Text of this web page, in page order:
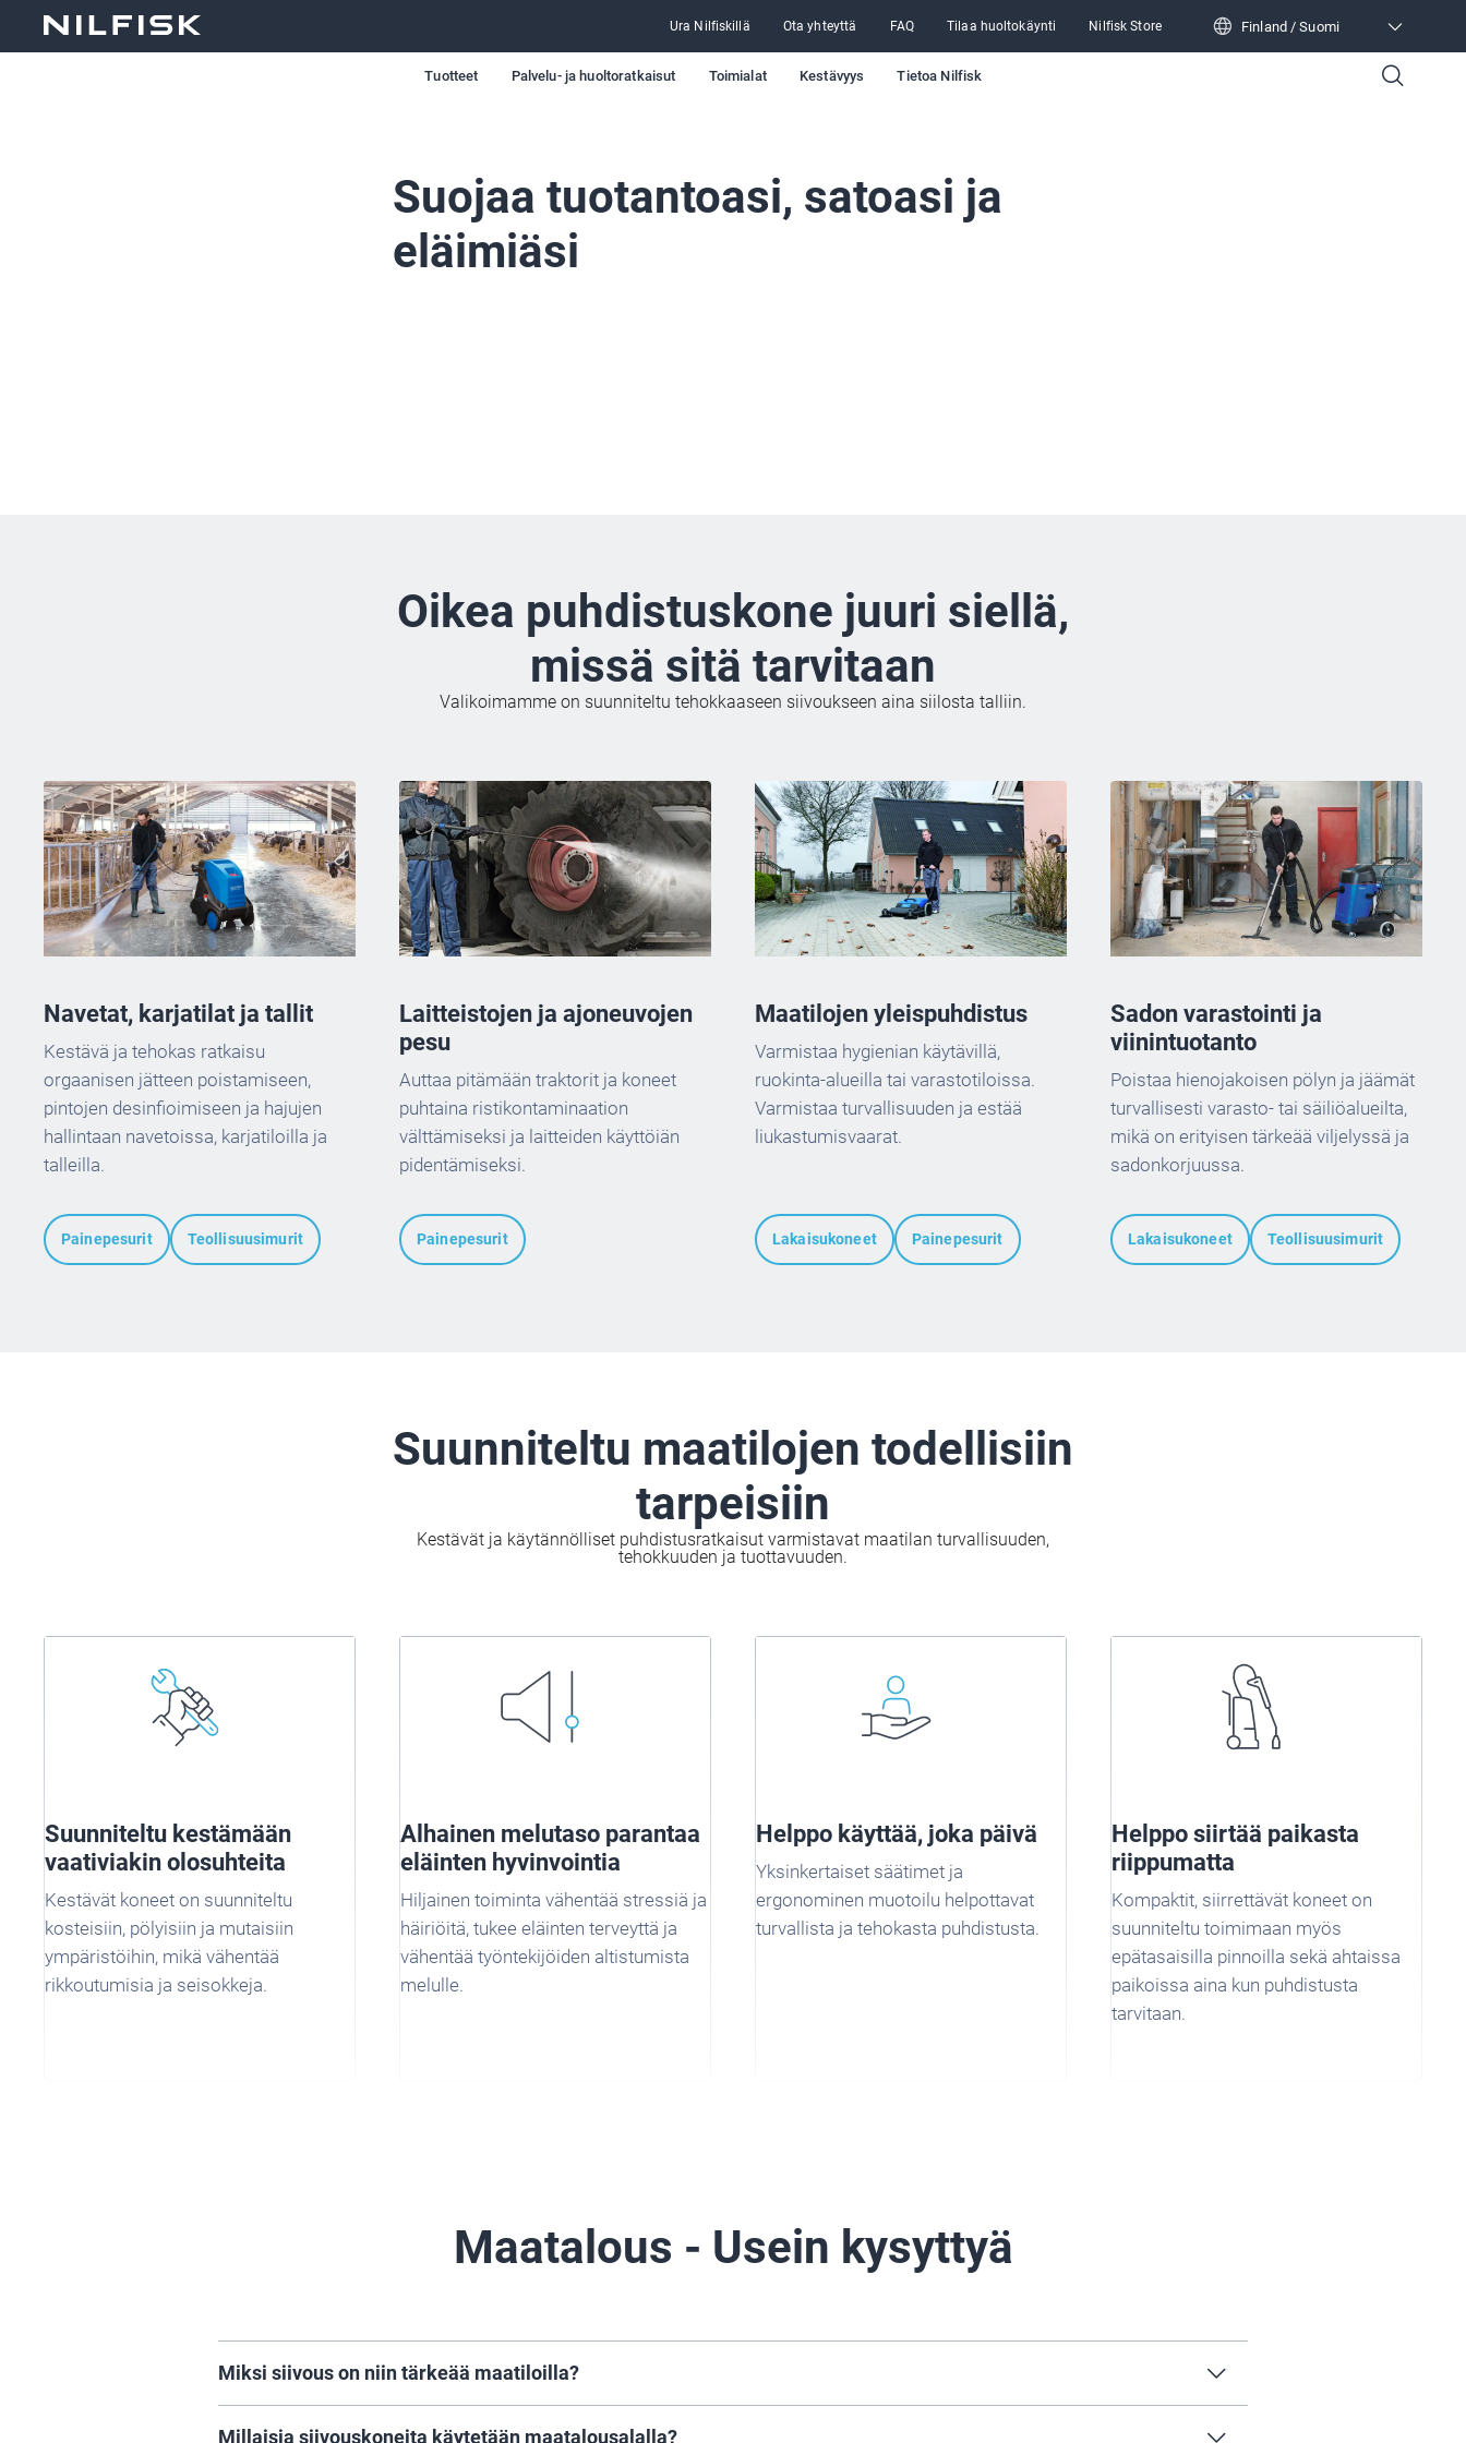
Ura Nilfiskillä Ota yhteyttä FAQ Tilaa huoltokäynti Nilfisk Store Finland / Suomi
Tuotteet Palvelu- ja huoltoratkaisut Toimialat Kestävyys Tietoa Nilfisk
Suojaa tuotantoasi, satoasi ja
eläimiäsi
Oikea puhdistuskone juuri siellä,
missä sitä tarvitaan
Valikoimamme on suunniteltu tehokkaaseen siivoukseen aina siilosta talliin.
Navetat, karjatilat ja tallit
Kestävä ja tehokas ratkaisu
orgaanisen jätteen poistamiseen,
pintojen desinfioimiseen ja hajujen
hallintaan navetoissa, karjatiloilla ja
talleilla.
Painepesurit Teollisuusimurit
Laitteistojen ja ajoneuvojen
pesu
Auttaa pitämään traktorit ja koneet
puhtaina ristikontaminaation
välttämiseksi ja laitteiden käyttöiän
pidentämiseksi.
Painepesurit
Maatilojen yleispuhdistus
Varmistaa hygienian käytävillä,
ruokinta-alueilla tai varastotiloissa.
Varmistaa turvallisuuden ja estää
liukastumisvaarat.
Lakaisukoneet Painepesurit
Sadon varastointi ja
viinintuotanto
Poistaa hienojakoisen pölyn ja jäämät
turvallisesti varasto- tai säiliöalueilta,
mikä on erityisen tärkeää viljelyssä ja
sadonkorjuussa.
Lakaisukoneet Teollisuusimurit
Suunniteltu maatilojen todellisiin
tarpeisiin
Kestävät ja käytännölliset puhdistusratkaisut varmistavat maatilan turvallisuuden,
tehokkuuden ja tuottavuuden.
Suunniteltu kestämään
vaativiakin olosuhteita
Kestävät koneet on suunniteltu
kosteisiin, pölyisiin ja mutaisiin
ympäristöihin, mikä vähentää
rikkoutumisia ja seisokkeja.
Alhainen melutaso parantaa
eläinten hyvinvointia
Hiljainen toiminta vähentää stressiä ja
häiriöitä, tukee eläinten terveyttä ja
vähentää työntekijöiden altistumista
melulle.
Helppo käyttää, joka päivä
Yksinkertaiset säätimet ja
ergonominen muotoilu helpottavat
turvallista ja tehokasta puhdistusta.
Helppo siirtää paikasta
riippumatta
Kompaktit, siirrettävät koneet on
suunniteltu toimimaan myös
epätasaisilla pinnoilla sekä ahtaissa
paikoissa aina kun puhdistusta
tarvitaan.
Maatalous - Usein kysyttyä
Miksi siivous on niin tärkeää maatiloilla?
Millaisia siivouskoneita käytetään maatalousalalla?